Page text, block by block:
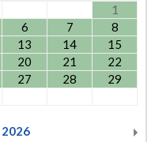
1
6 7
8
13 14
15
20 21
22
27 28
29
2026